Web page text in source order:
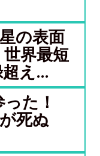
の表面
界最短
え...
た！
死ぬ